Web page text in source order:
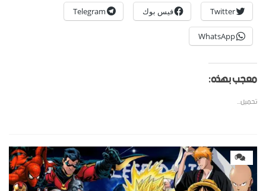
Twitter فيس بوك Telegram
WhatsApp
معجب بهذه:
تحميل...
0